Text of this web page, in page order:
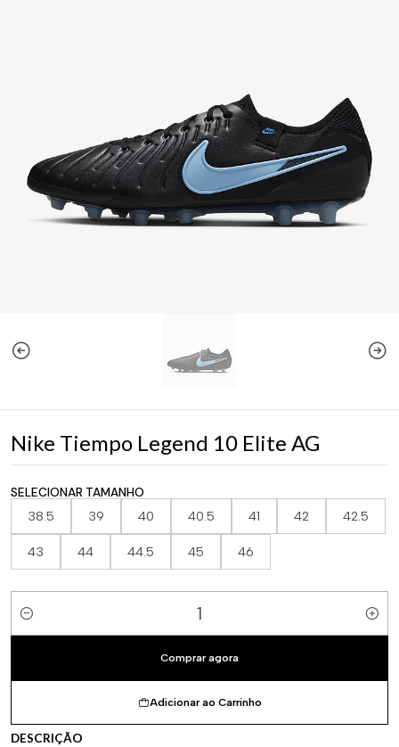
Nike Tiempo Legend 10 Elite AG
SELECIONAR TAMANHO
38.5 39 40 40.5 41 42 42.5
43 44 44.5 45 46
Quantidade
Adicionar ao Carrinho
Comprar agora
DESCRIÇÃO